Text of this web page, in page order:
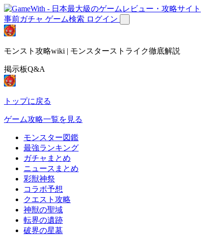
事前ガチャ ゲーム検索 ログイン
モンスト攻略wiki | モンスターストライク徹底解説
掲示板Q&A
トップに戻る
ゲーム攻略一覧を見る
モンスター図鑑
最強ランキング
ガチャまとめ
ニュースまとめ
彩獣神祭
コラボ予想
クエスト攻略
神獣の聖域
転界の遺跡
破界の星墓